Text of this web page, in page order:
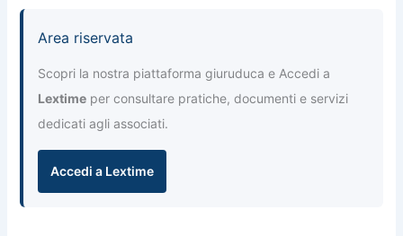
Area riservata
Scopri la nostra piattaforma giuruduca e Accedi a
Lextime per consultare pratiche, documenti e servizi
dedicati agli associati.
Accedi a Lextime